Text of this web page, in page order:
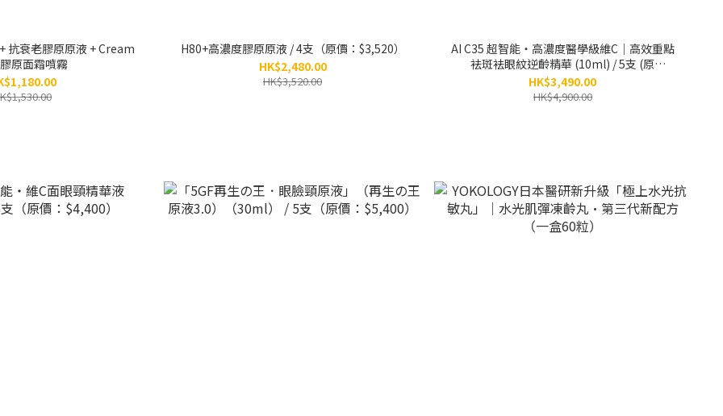
抗衰老膠原原液 + Cream
原面霜噴霧
H80+高濃度膠原原液 / 4支（原價：$3,520）
HK$2,480.00
HK$3,520.00
AI C35 超智能‧高濃度醫學級維C｜高效重點
袪斑袪眼紋逆齡精華 (10ml) / 5支 (原
價:$4,900)
HK$3,490.00
HK$4,900.00